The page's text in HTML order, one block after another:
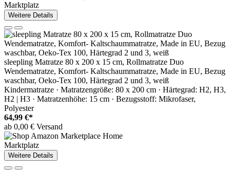
Marktplatz
Weitere Details
sleepling Matratze 80 x 200 x 15 cm, Rollmatratze Duo
Wendematratze, Komfort- Kaltschaummatratze, Made in EU, Bezug
waschbar, Oeko-Tex 100, Härtegrad 2 und 3, weiß
Kindermatratze · Matratzengröße: 80 x 200 cm · Härtegrad: H2, H3,
H2 | H3 · Matratzenhöhe: 15 cm · Bezugsstoff: Mikrofaser,
Polyester
64,99 €*
ab 0,00 € Versand
Marktplatz
Weitere Details